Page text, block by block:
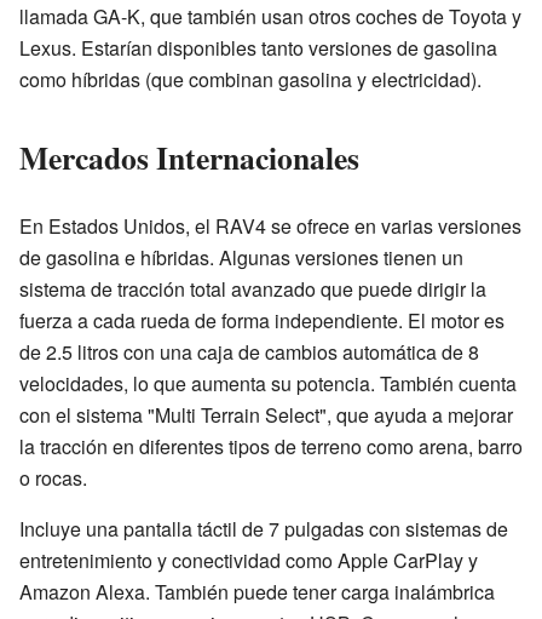
llamada GA-K, que también usan otros coches de Toyota y
Lexus. Estarían disponibles tanto versiones de gasolina
como híbridas (que combinan gasolina y electricidad).
Mercados Internacionales
En Estados Unidos, el RAV4 se ofrece en varias versiones
de gasolina e híbridas. Algunas versiones tienen un
sistema de tracción total avanzado que puede dirigir la
fuerza a cada rueda de forma independiente. El motor es
de 2.5 litros con una caja de cambios automática de 8
velocidades, lo que aumenta su potencia. También cuenta
con el sistema "Multi Terrain Select", que ayuda a mejorar
la tracción en diferentes tipos de terreno como arena, barro
o rocas.
Incluye una pantalla táctil de 7 pulgadas con sistemas de
entretenimiento y conectividad como Apple CarPlay y
Amazon Alexa. También puede tener carga inalámbrica